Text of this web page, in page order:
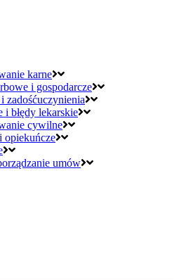
karne
i gospodarcze
zadośćuczynienia
i błędy lekarskie
cywilne
opiekuńcze
umów